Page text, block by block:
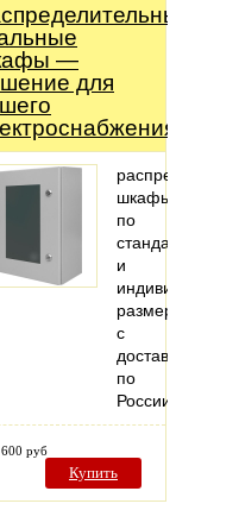
—
для
шкафы
по
стандартным
и
размерам
с
доставкой
по
России
руб
Купить